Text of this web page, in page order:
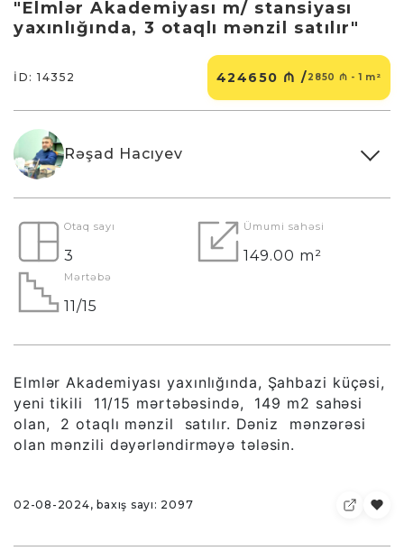
"Elmlər Akademiyası m/ stansiyası
yaxınlığında, 3 otaqlı mənzil satılır"
İD: 14352 424650 ₼ /2850 ₼ - 1 m²
Rəşad Hacıyev
Otaq sayı
3
Ümumi sahəsi
149.00 m²
Mərtəbə
11/15
Elmlər Akademiyası yaxınlığında, Şahbazi küçəsi,
yeni tikili 11/15 mərtəbəsində, 149 m2 sahəsi
olan, 2 otaqlı mənzil satılır. Dəniz mənzərəsi
olan mənzili dəyərləndirməyə tələsin.
02-08-2024, baxış sayı: 2097